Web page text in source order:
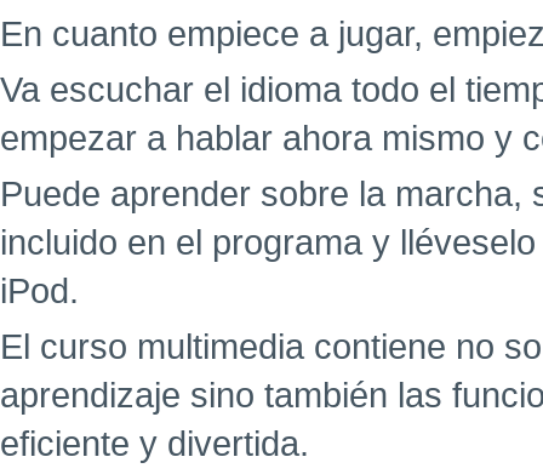
En cuanto empiece a jugar,
Va escuchar el idioma todo el
empezar a hablar ahora mismo y
Puede aprender sobre la marcha,
incluido en el programa y
iPod.
El curso multimedia contiene no
aprendizaje sino también las
eficiente y divertida.